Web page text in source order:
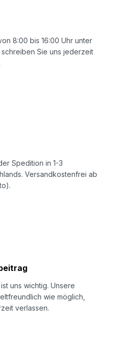
8:00 bis 16:00 Uhr unter
Sie uns jederzeit
Spedition in 1-3
Versandkostenfrei ab
uns wichtig. Unsere
wie möglich,
verlassen.